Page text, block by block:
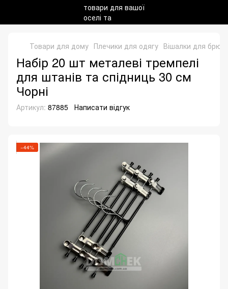
Товари для дому Плечики для одягу Вішалки для брюк
Набір 20 шт металеві тремпелі
для штанів та спідниць 30 см
Чорні
Артикул: 87885 Написати відгук
−44%